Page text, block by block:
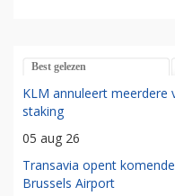
Best gelezen
KLM annuleert meerdere
staking
05 aug 26
Transavia opent
Brussels Airport